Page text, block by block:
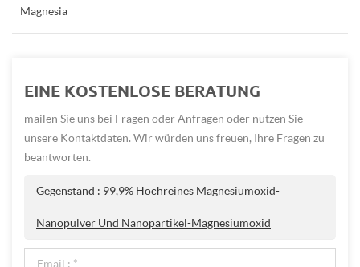
Magnesia
EINE KOSTENLOSE BERATUNG
mailen Sie uns bei Fragen oder Anfragen oder nutzen Sie
unsere Kontaktdaten. Wir würden uns freuen, Ihre Fragen zu
beantworten.
Gegenstand : 99,9% Hochreines Magnesiumoxid-
Nanopulver Und Nanopartikel-Magnesiumoxid